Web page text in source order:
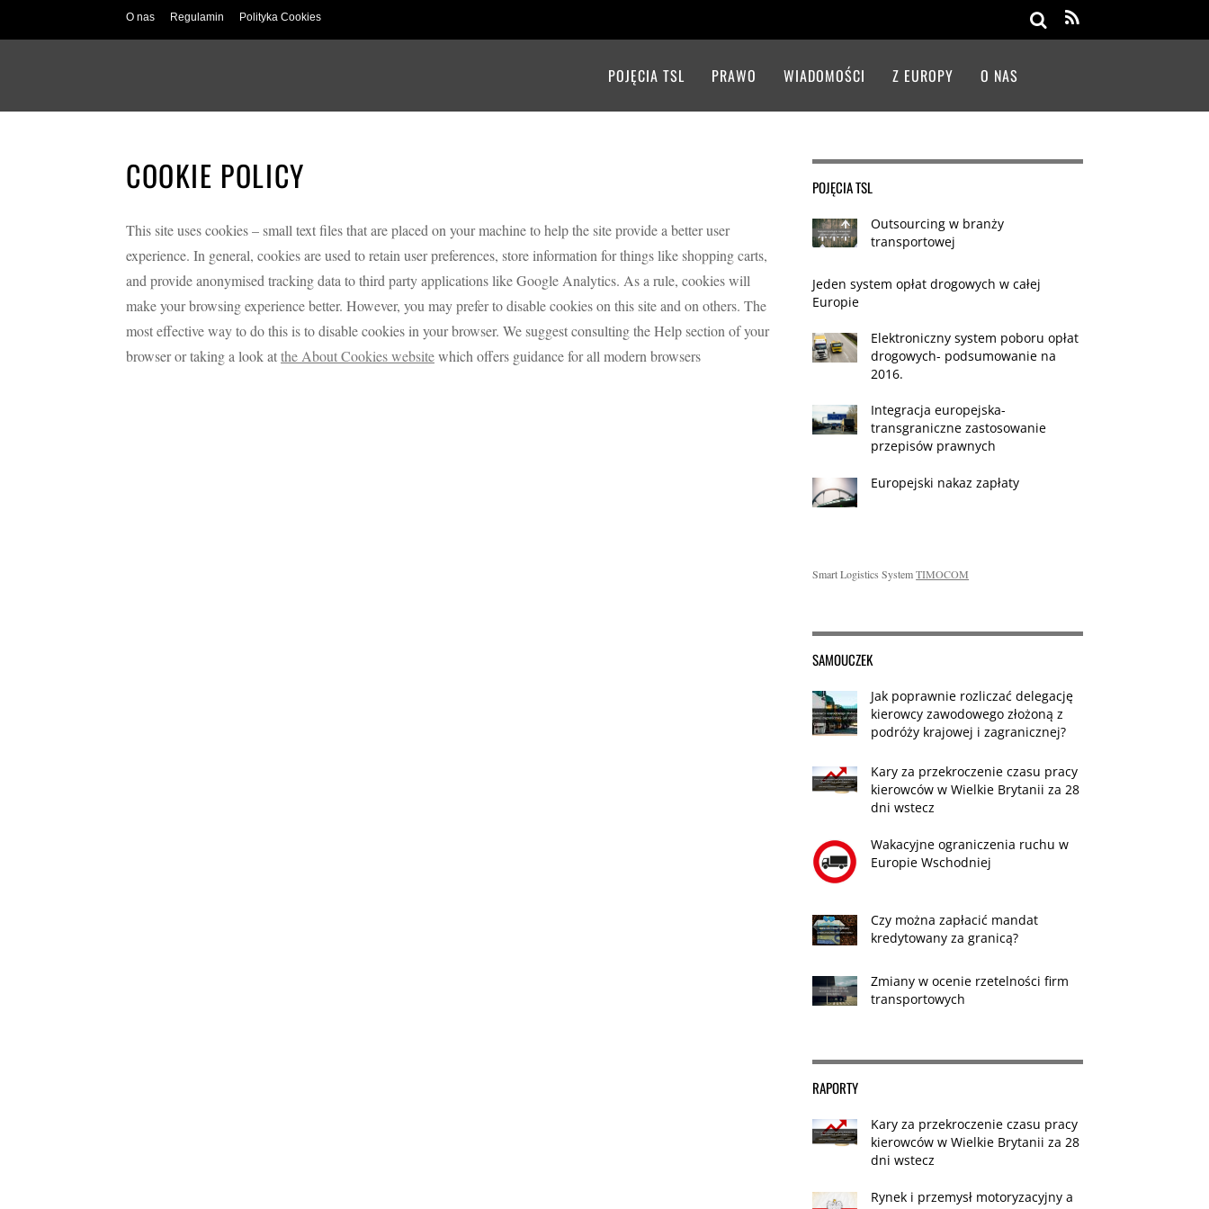
O nas Regulamin Polityka Cookies
POJĘCIA TSL PRAWO WIADOMOŚCI Z EUROPY O NAS
COOKIE POLICY
This site uses cookies – small text files that are placed on your machine to help the site provide a better user
experience. In general, cookies are used to retain user preferences, store information for things like shopping carts,
and provide anonymised tracking data to third party applications like Google Analytics. As a rule, cookies will
make your browsing experience better. However, you may prefer to disable cookies on this site and on others. The
most effective way to do this is to disable cookies in your browser. We suggest consulting the Help section of your
browser or taking a look atthe About Cookies websitewhich offers guidance for all modern browsers
POJĘCIA TSL
Outsourcing w branży
transportowej
Jeden system opłat drogowych w całej
Europie
Elektroniczny system poboru opłat
drogowych- podsumowanie na
2016.
Integracja europejska-
transgraniczne zastosowanie
przepisów prawnych
Europejski nakaz zapłaty
Smart Logistics SystemTIMOCOM
SAMOUCZEK
Jak poprawnie rozliczać delegację
kierowcy zawodowego złożoną z
podróży krajowej i zagranicznej?
Kary za przekroczenie czasu pracy
kierowców w Wielkie Brytanii za 28
dni wstecz
Wakacyjne ograniczenia ruchu w
Europie Wschodniej
Czy można zapłacić mandat
kredytowany za granicą?
Zmiany w ocenie rzetelności firm
transportowych
RAPORTY
Kary za przekroczenie czasu pracy
kierowców w Wielkie Brytanii za 28
dni wstecz
Rynek i przemysł motoryzacyjny a